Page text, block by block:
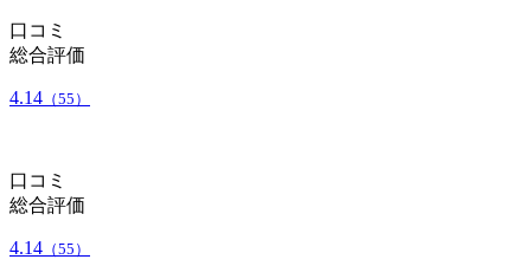
口コミ
総合評価
4.14 （55）
口コミ
総合評価
4.14 （55）